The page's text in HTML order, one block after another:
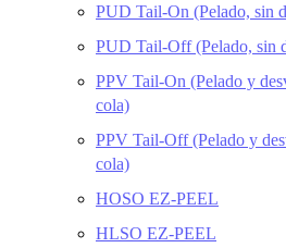
PUD Tail-On (Pelado, sin
PUD Tail-Off (Pelado, sin
PPV Tail-On (Pelado y
cola)
PPV Tail-Off (Pelado y
cola)
HOSO EZ-PEEL
HLSO EZ-PEEL